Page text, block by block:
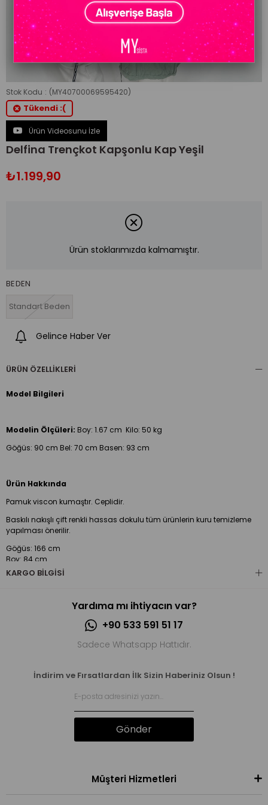
Stok Kodu (MY40700069595420)
Tükendi :(
Ürün Videosunu İzle
Delfina Trençkot Kapşonlu Kap Yeşil
₺1.199,90
Ürün stoklarımızda kalmamıştır.
BEDEN
Standart Beden
Gelince Haber Ver
ÜRÜN ÖZELLIKLERI
Model Bilgileri
Modelin Ölçüleri: Boy: 1.67 cm Kilo: 50 kg
Göğüs: 90 cm Bel: 70 cm Basen: 93 cm
Ürün Hakkında
Pamuk viscon kumaştır. Ceplidir.
Baskılı nakışlı çift renkli hassas dokulu tüm ürünlerin kuru temizleme
yapılması önerilir.
Göğüs: 166 cm
Boy: 84 cm
50 kg
Göğüs: 90 cm Bel: 70 cm Basen: 93 cm
KARGO BILGISI
Yardıma mı ihtiyacın var?
+90 533 591 51 17
Sadece Whatsapp Hattıdır.
İndirim ve Fırsatlardan İlk Sizin Haberiniz Olsun !
Gönder
Müşteri Hizmetleri